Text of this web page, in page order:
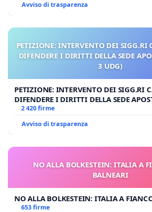
Avviso di trasparenza
PETIZIONE: INTERVENTO DEI SIGG.RI
DIFENDERE I DIRITTI DELLA SEDE
3 UDG)
PETIZIONE: INTERVENTO DEI SIGG.RI
DIFENDERE I DIRITTI DELLA SEDE
UDG)
2 420 firme
Avviso di trasparenza
NO ALLA BOLKESTEIN: ITALIA A
BALNEARI
NO ALLA BOLKESTEIN: ITALIA A
653 firme